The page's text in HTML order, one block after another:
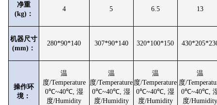
净重
(kg)：
4 5 6.5 13
机器尺寸
(mm)：
280*90*140 307*90*140 320*100*150
操作环
境：
温
度/Temperature
0℃~40℃, 湿
度/Humidity
温
度/Temperature
0℃~40℃, 湿
度/Humidity
温
度/Temperature
0℃~40℃, 湿
度/Humidity
温
度/
0℃~40℃,
度/